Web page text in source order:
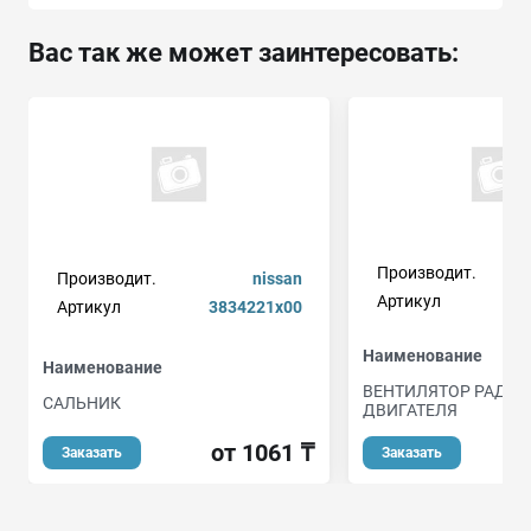
Вас так же может заинтересовать:
Производит.
nissan
Артикул
3834221x00
Наименование
САЛЬНИК
Заказать от 1061 ₸
Производит.
Артикул
Наименование
ВЕНТИЛЯТОР
ДВИГАТЕЛЯ
Заказать